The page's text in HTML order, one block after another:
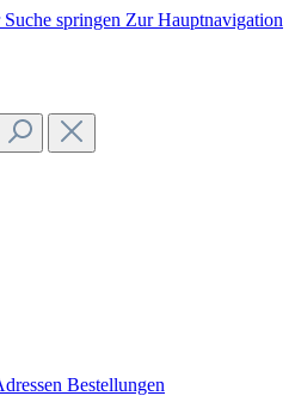
springen Zur Hauptnavigation
Bestellungen